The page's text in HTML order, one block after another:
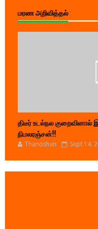
மரண அறிவித்தல்
திடீர் உடல்நல குறைவினால்
நிமலரஞ்சன்!!
Thanoshan Sept 14,